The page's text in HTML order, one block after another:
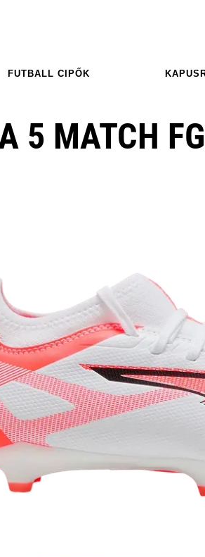
FUTBALL CIPŐK
5 MATCH